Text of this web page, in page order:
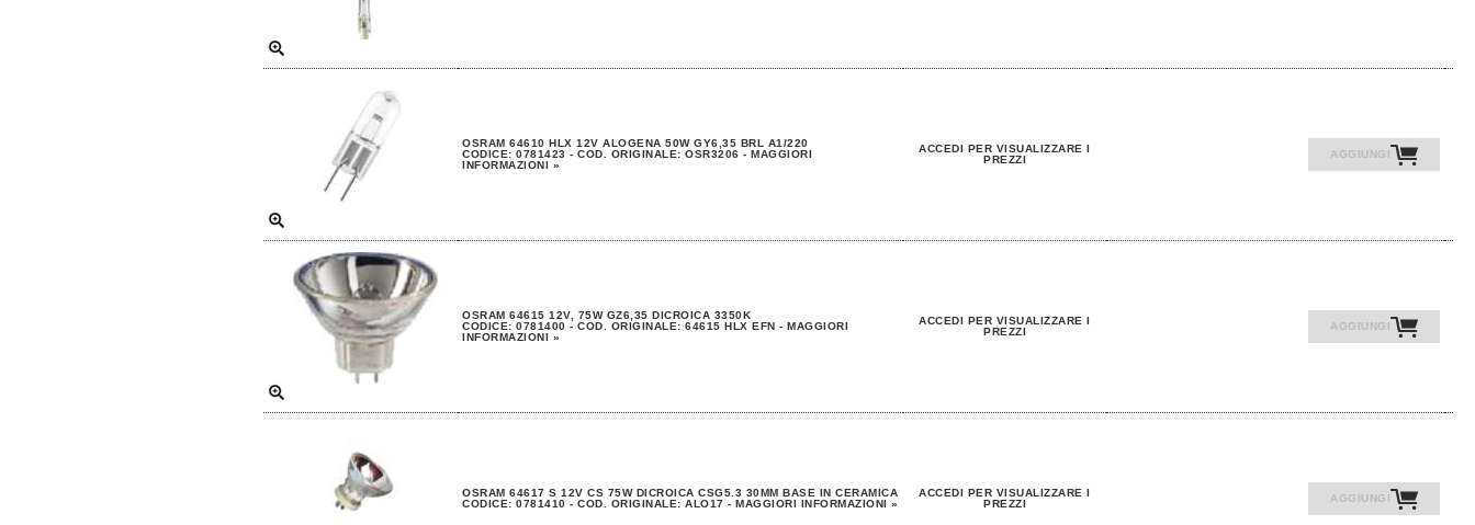
OSRAM 64610 HLX 12V ALOGENA 50W GY6,35 BRL A1/220
CODICE: 0781423 - COD. ORIGINALE: OSR3206 - MAGGIORI
INFORMAZIONI »
ACCEDI PER VISUALIZZARE I
PREZZI
AGGIUNGI
OSRAM 64615 12V, 75W GZ6,35 DICROICA 3350K
CODICE: 0781400 - COD. ORIGINALE: 64615 HLX EFN - MAGGIORI
INFORMAZIONI »
ACCEDI PER VISUALIZZARE I
PREZZI
AGGIUNGI
OSRAM 64617 S 12V CS 75W DICROICA CSG5.3 30MM BASE IN CERAMICA
CODICE: 0781410 - COD. ORIGINALE: ALO17 - MAGGIORI INFORMAZIONI »
ACCEDI PER VISUALIZZARE I
PREZZI
AGGIUNGI